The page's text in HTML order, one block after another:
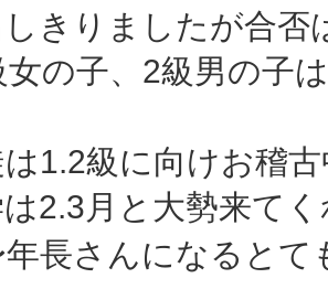
きりましたが合
女の子、2級男の子
1.2級に向けお稽古
2.3月と大勢来て
長さんになるとて